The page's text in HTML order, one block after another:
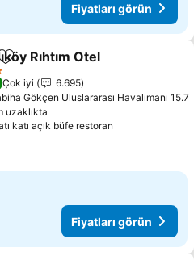
Fiyatları görün
Favorilerime ekle
Rıhtım Otel
Çok iyi
6.695
Gökçen Uluslararası Havalimanı 15.7
uzaklıkta
katı açık büfe restoran
Fiyatları görün